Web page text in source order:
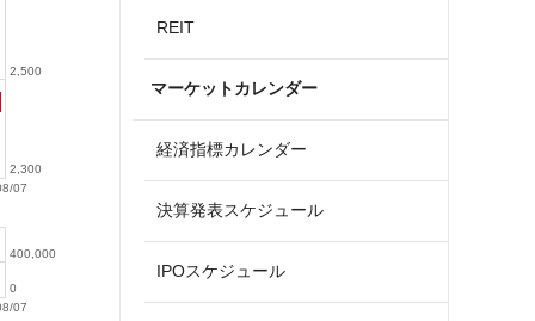
07
2,300
2,500
07
0
400,000
REIT
マーケットカレンダー
経済指標カレンダー
決算発表スケジュール
IPOスケジュール